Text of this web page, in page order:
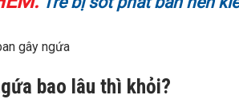
bao lâu thì khỏi?